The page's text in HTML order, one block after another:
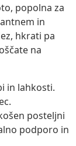
popolna za
in
hkrati pa
na
in lahkosti.
posteljni
podporo in